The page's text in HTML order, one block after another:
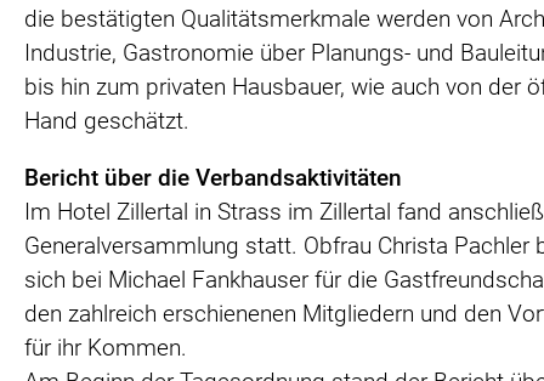
die bestätigten Qualitätsmerkmale werden von
Industrie, Gastronomie über Planungs- und
bis hin zum privaten Hausbauer, wie auch von der
Hand geschätzt.
Bericht über die Verbandsaktivitäten
Im Hotel Zillertal in Strass im Zillertal fand
Generalversammlung statt. Obfrau Christa Pachler
sich bei Michael Fankhauser für die
den zahlreich erschienenen Mitgliedern und den
für ihr Kommen.